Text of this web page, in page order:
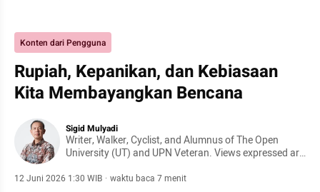
Konten dari Pengguna
Rupiah, Kepanikan, dan Kebiasaan
Kita Membayangkan Bencana
Sigid Mulyadi
Writer, Walker, Cyclist, and Alumnus of The Open
University (UT) and UPN Veteran. Views expressed are
12 Juni 2026 1:30 WIB · waktu baca 7 menit